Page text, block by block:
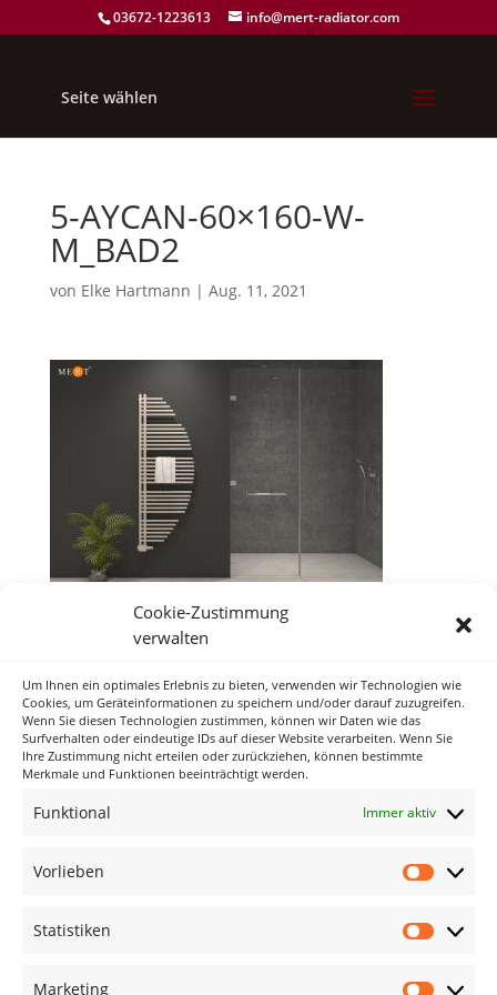
Cookie-Zustimmung
verwalten
Um Ihnen ein optimales Erlebnis zu bieten, verwenden wir Technologien wie
Cookies, um Geräteinformationen zu speichern und/oder darauf zuzugreifen.
Wenn Sie diesen Technologien zustimmen, können wir Daten wie das
Surfverhalten oder eindeutige IDs auf dieser Website verarbeiten. Wenn Sie
Ihre Zustimmung nicht erteilen oder zurückziehen, können bestimmte
Merkmale und Funktionen beeinträchtigt werden.
Funktional Immer aktiv
Vorlieben
Statistiken
Marketing
03672-1223613 info@mert-radiator.com
Seite wählen
5-AYCAN-60×160-W-
M_BAD2
von Elke Hartmann | Aug. 11, 2021
Neueste Kommentare
Archiv
Keine Kategorien
Meta
Eintrags-Feed